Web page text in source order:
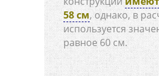
58 см, однако, в
используется
равное 60 см.